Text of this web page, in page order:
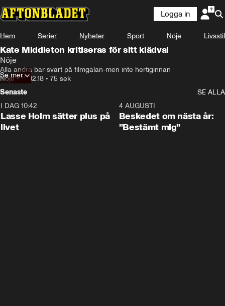
Logga in
Hem Serier Nyheter Sport Nöje Livsstil
Kate Middleton kritiseras för sitt klädval
Nöje
Alla andra bar svart på filmgalan-men inte hertiginnan
Nöje•19.02.18 • 75 sek
Se mer
Senaste
SE ALLA
I DAG 10:42
Lasse Holm sätter plus på
livet
4 AUGUSTI
Beskedet om nästa år:
”Bestämt mig”